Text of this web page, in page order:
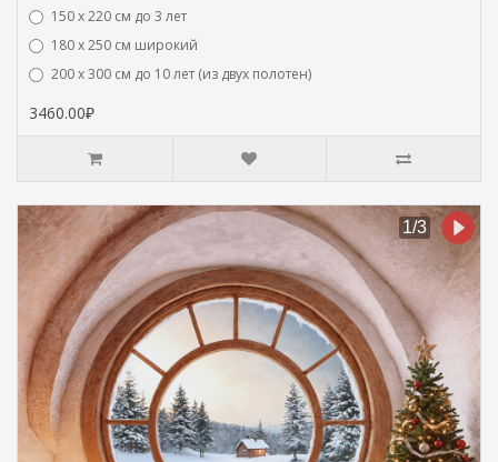
150 х 220 см до 3 лет
180 х 250 см широкий
200 х 300 см до 10 лет (из двух полотен)
3460.00₽